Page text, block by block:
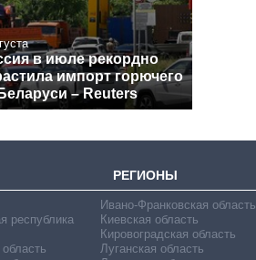
в июле рекордно
импорт горючего
– Reuters
РЕГИОНЫ
республика
Ивано-Франковская область
Киевская область
Кировоградская область
Луганская область